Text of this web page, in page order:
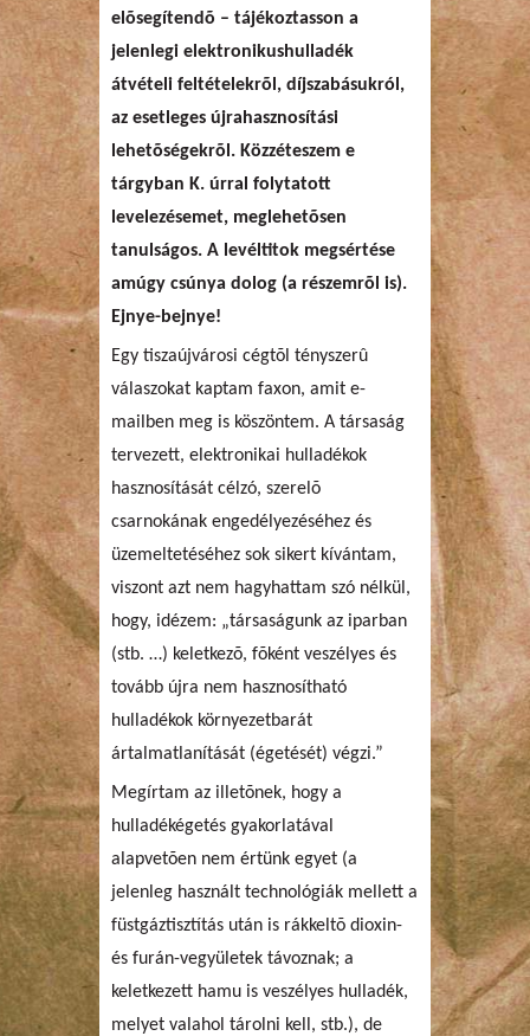
elõsegítendõ – tájékoztasson a
jelenlegi elektronikushulladék
átvételi feltételekrõl, díjszabásukról,
az esetleges újrahasznosítási
lehetõségekrõl. Közzéteszem e
tárgyban K. úrral folytatott
levelezésemet, meglehetõsen
tanulságos. A levéltitok megsértése
amúgy csúnya dolog (a részemrõl is).
Ejnye-bejnye!
Egy tiszaújvárosi cégtõl tényszerû
válaszokat kaptam faxon, amit e-
mailben meg is köszöntem. A társaság
tervezett, elektronikai hulladékok
hasznosítását célzó, szerelõ
csarnokának engedélyezéséhez és
üzemeltetéséhez sok sikert kívántam,
viszont azt nem hagyhattam szó nélkül,
hogy, idézem: „társaságunk az iparban
(stb. …) keletkezõ, fõként veszélyes és
tovább újra nem hasznosítható
hulladékok környezetbarát
ártalmatlanítását (égetését) végzi.”
Megírtam az illetõnek, hogy a
hulladékégetés gyakorlatával
alapvetõen nem értünk egyet (a
jelenleg használt technológiák mellett a
füstgáztisztítás után is rákkeltõ dioxin-
és furán-vegyületek távoznak; a
keletkezett hamu is veszélyes hulladék,
melyet valahol tárolni kell, stb.), de